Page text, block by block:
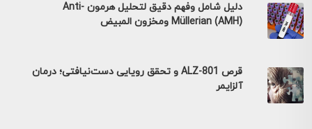
دليل شامل وفهم دقيق لتحليل هرمون Anti-
Müllerian (AMH) ومخزون المبيض
قرص ALZ-801 و تحقق رویایی دست‌نیافتی؛ درمان
آلزایمر